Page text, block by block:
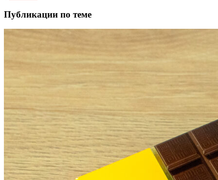
Публикации по теме